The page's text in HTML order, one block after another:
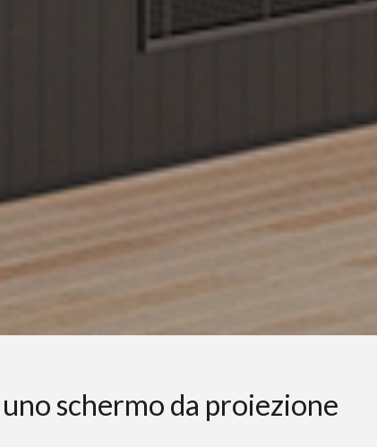
schermo da proiezione